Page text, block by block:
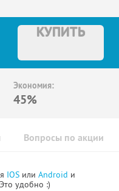
КУПИТЬ
Экономия:
45%
Вопросы по акции
IOS или Android и
удобно :)